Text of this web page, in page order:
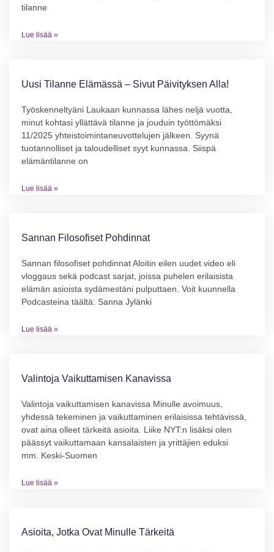
tilanne
Lue lisää »
Uusi Tilanne Elämässä – Sivut Päivityksen Alla!
Työskenneltyäni Laukaan kunnassa lähes neljä vuotta,
minut kohtasi yllättävä tilanne ja jouduin työttömäksi
11/2025 yhteistoimintaneuvottelujen jälkeen. Syynä
tuotannolliset ja taloudelliset syyt kunnassa. Siispä
elämäntilanne on
Lue lisää »
Sannan Filosofiset Pohdinnat
Sannan filosofiset pohdinnat Aloitin eilen uudet video eli
vloggaus sekä podcast sarjat, joissa puhelen erilaisista
elämän asioista sydämestäni pulputtaen. Voit kuunnella
Podcasteina täältä: Sanna Jylänki
Lue lisää »
Valintoja Vaikuttamisen Kanavissa
Valintoja vaikuttamisen kanavissa Minulle avoimuus,
yhdessä tekeminen ja vaikuttaminen erilaisissa tehtävissä,
ovat aina olleet tärkeitä asioita. Liike NYT:n lisäksi olen
päässyt vaikuttamaan kansalaisten ja yrittäjien eduksi
mm. Keski-Suomen
Lue lisää »
Asioita, Jotka Ovat Minulle Tärkeitä